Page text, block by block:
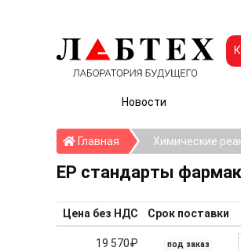
Новости
ГлавнаяГлавнаяХимические
EP стандарты
Цена без НДС Срок поставки
19 570₽ под заказ